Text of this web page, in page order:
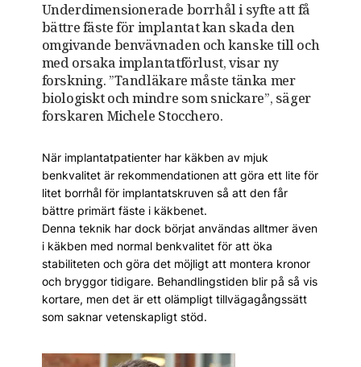
Underdimensionerade borrhål i syfte att få
bättre fäste för implantat kan skada den
omgivande benvävnaden och kanske till och
med orsaka implantatförlust, visar ny
forskning. ”Tandläkare måste tänka mer
biologiskt och mindre som snickare”, säger
forskaren Michele Stocchero.
När implantatpatienter har käkben av mjuk
benkvalitet är rekommendationen att göra ett lite för
litet borrhål för implantatskruven så att den får
bättre primärt fäste i käkbenet.
Denna teknik har dock börjat användas alltmer även
i käkben med normal benkvalitet för att öka
stabiliteten och göra det möjligt att montera kronor
och bryggor tidigare. Behandlingstiden blir på så vis
kortare, men det är ett olämpligt tillvägagångssätt
som saknar vetenskapligt stöd.